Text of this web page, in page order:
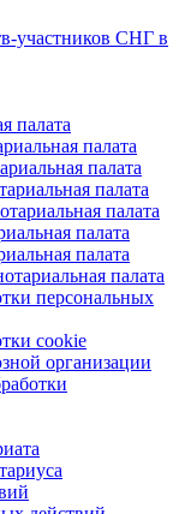
участников СНГ в
палата
палата
палата
палата
палата
палата
палата
палата
персональных
cookie
организации